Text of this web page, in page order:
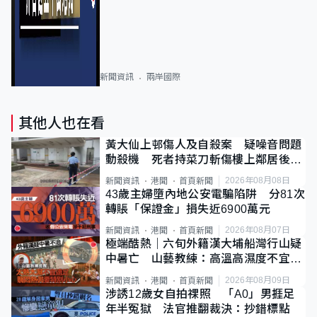
新聞資訊 兩岸國際
其他人也在看
黃大仙上邨傷人及自殺案 疑噪音問題
動殺機 死者持菜刀斬傷樓上鄰居後墮
斃
新聞資訊 港聞 首頁新聞 2026年08月08日
43歲主婦墮內地公安電騙陷阱 分81次
轉賬「保證金」損失近6900萬元
新聞資訊 港聞 首頁新聞 2026年08月07日
極端酷熱｜六旬外籍漢大埔船灣行山疑
中暑亡 山藝教練：高溫高濕度不宜遠
新聞資訊 港聞 首頁新聞 2026年08月09日
涉誘12歲女自拍祼照 「A0」男捱足
年半冤獄 法官推翻裁決：抄錯標點